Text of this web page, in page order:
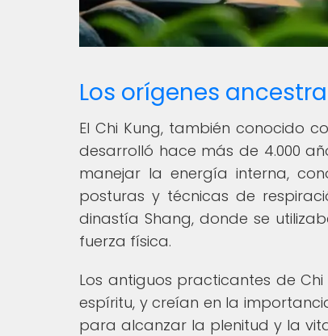
Los orígenes
El Chi Kung, también conocido
desarrolló hace más de 4.000
manejar la energía interna,
posturas y técnicas de
dinastía Shang, donde se
fuerza física.
Los antiguos practicantes de
espíritu, y creían en la
para alcanzar la plenitud y la